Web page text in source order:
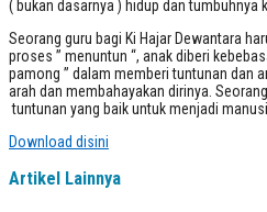
( bukan dasarnya ) hidup dan tumbuhnya
Seorang guru bagi Ki Hajar Dewantara
proses ” menuntun “, anak diberi
pamong ” dalam memberi tuntunan dan
arah dan membahayakan dirinya.
tuntunan yang baik untuk menjadi
Download disini
Artikel Lainnya